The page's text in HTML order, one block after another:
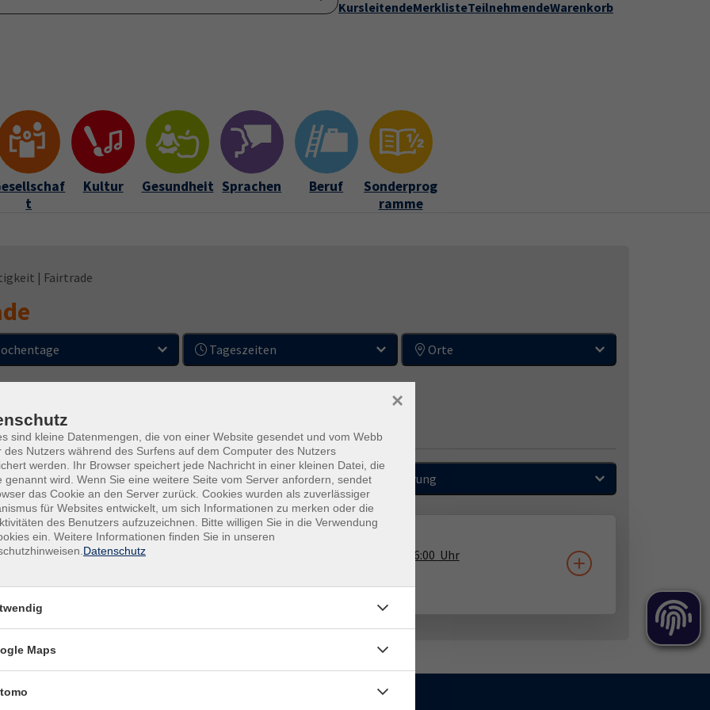
Startseite Anmeldung Über uns Aktuelles Kontakt Stadt Speyer zur DVV-Webseite
KursleitendeMerklisteTeilnehmendeWarenkorb
t
Kultur Gesundheit Sprachen Beruf
Sonderprog
ramme
| Fairtrade
Tageszeiten Orte
Sortierung
überwinden und
erreichen –
Fairen Handel
16:00 Uhr
sind kleine Datenmengen, die von einer Website gesendet und vom Webb
des Nutzers während des Surfens auf dem Computer des Nutzers
werden. Ihr Browser speichert jede Nachricht in einer kleinen Datei, die
genannt wird. Wenn Sie eine weitere Seite vom Server anfordern, sendet
das Cookie an den Server zurück. Cookies wurden als zuverlässiger
für Websites entwickelt, um sich Informationen zu merken oder die
des Benutzers aufzuzeichnen. Bitte willigen Sie in die Verwendung
ein. Weitere Informationen finden Sie in unseren
Datenschutz
×
Maps